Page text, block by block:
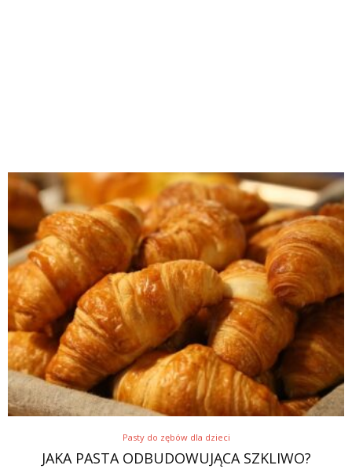
Pasty do zębów dla dzieci
JAKA PASTA ODBUDOWUJĄCA SZKLIWO?